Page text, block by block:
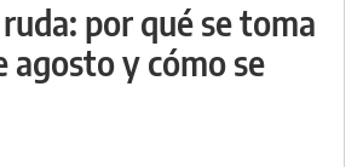
por qué se toma
agosto y cómo se